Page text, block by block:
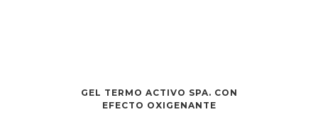
GEL TERMO ACTIVO SPA. CON
EFECTO OXIGENANTE